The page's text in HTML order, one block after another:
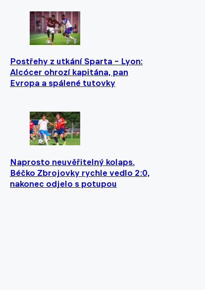
Postřehy z utkání Sparta – Lyon:
Alcócer ohrozí kapitána, pan
Evropa a spálené tutovky
Naprosto neuvěřitelný kolaps.
Béčko Zbrojovky rychle vedlo 2:0,
nakonec odjelo s potupou